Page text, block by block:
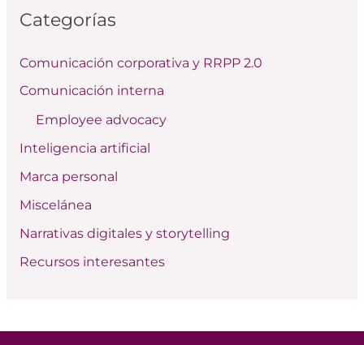
a
p
o
:
Categorías
Comunicación corporativa y RRPP 2.0
Comunicación interna
Employee advocacy
Inteligencia artificial
Marca personal
Miscelánea
Narrativas digitales y storytelling
Recursos interesantes